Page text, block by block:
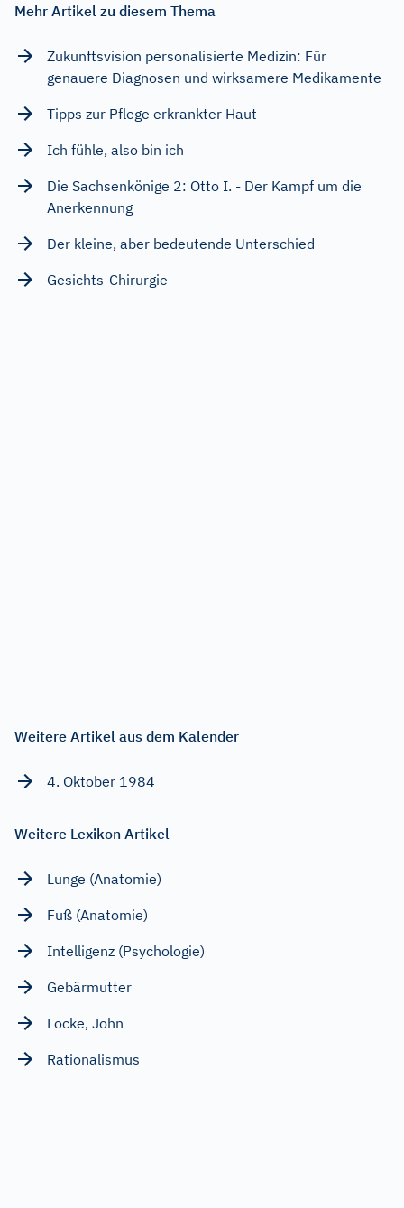
Mehr Artikel zu diesem Thema
Zukunftsvision personalisierte Medizin: Für
genauere Diagnosen und wirksamere Medikamente
Tipps zur Pflege erkrankter Haut
Ich fühle, also bin ich
Die Sachsenkönige 2: Otto I. - Der Kampf um die
Anerkennung
Der kleine, aber bedeutende Unterschied
Gesichts-Chirurgie
Weitere Artikel aus dem Kalender
4. Oktober 1984
Weitere Lexikon Artikel
Lunge (Anatomie)
Fuß (Anatomie)
Intelligenz (Psychologie)
Gebärmutter
Locke, John
Rationalismus